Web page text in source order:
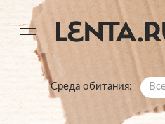
Среда обитания